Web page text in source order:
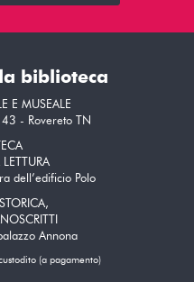
biblioteca
E MUSEALE
- Rovereto TN
LETTURA
dell’edificio Polo
Annona
(a pagamento)